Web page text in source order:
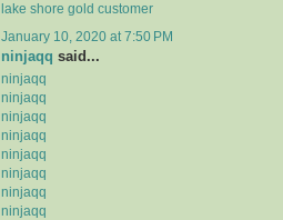
lake shore gold customer
January 10, 2020 at 7:50 PM
ninjaqq said...
ninjaqq
ninjaqq
ninjaqq
ninjaqq
ninjaqq
ninjaqq
ninjaqq
ninjaqq